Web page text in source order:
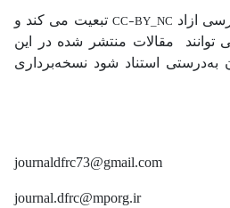
ازاد CC-BY_NC تبعیت می کند و
توانند مقالات منتشر شده در این
به‌درستی استناد شود نسخه‌برداری
journaldfrc73@gmail.com
journal.dfrc@mporg.ir